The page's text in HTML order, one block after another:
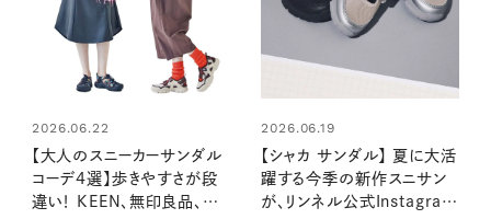
2026.06.22
【大人のスニーカーサンダル
コーデ4選】歩きやすさが段
違い！ KEEN、無印良品、シ
2026.06.19
【シャカ サンダル】 夏に大活
躍する今季の新作スニサン
が、リンネル公式Instagram